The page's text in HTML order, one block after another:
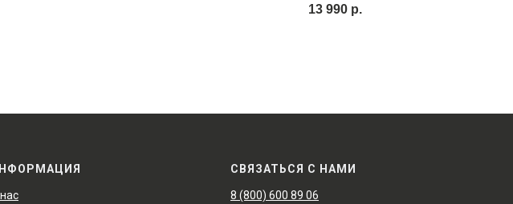
13 990 р.
СВЯЗАТЬСЯ С НАМИ
8 (800) 600 89 06